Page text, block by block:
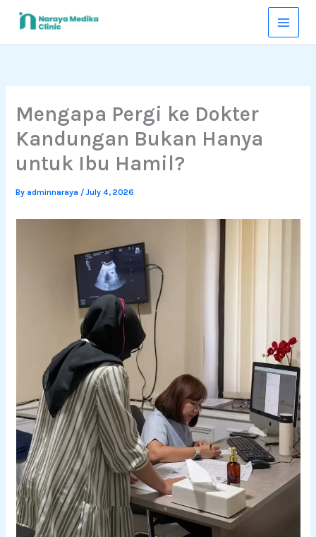
Mengapa Pergi ke Dokter
Kandungan Bukan Hanya
untuk Ibu Hamil?
Byadminnaraya /July 4, 2026